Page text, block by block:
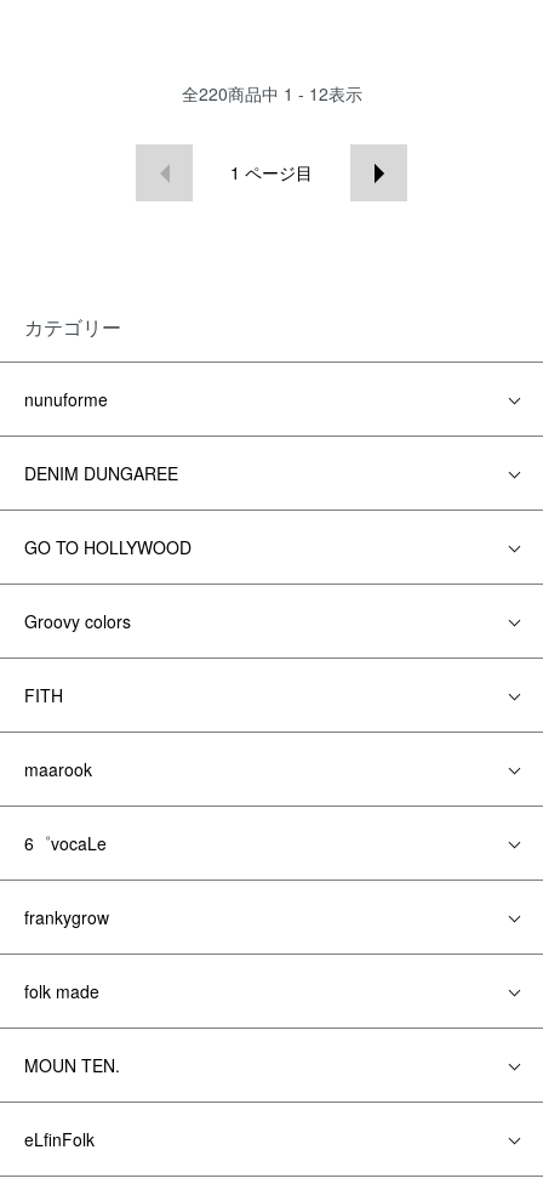
全220商品中 1 - 12表示
1 ページ目
カテゴリー
nunuforme
DENIM DUNGAREE
GO TO HOLLYWOOD
Groovy colors
FITH
maarook
6゜vocaLe
frankygrow
folk made
MOUN TEN.
eLfinFolk